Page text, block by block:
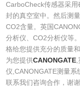
CarboCheck传感器采
封的真空室中。然后测
CO2含量。英国
分析仪、CO2分析仪等
格给您提供充分的质量
为您提供CANONGATE,
仪,CANONGATE测量
联系我们咨询合作，谢谢